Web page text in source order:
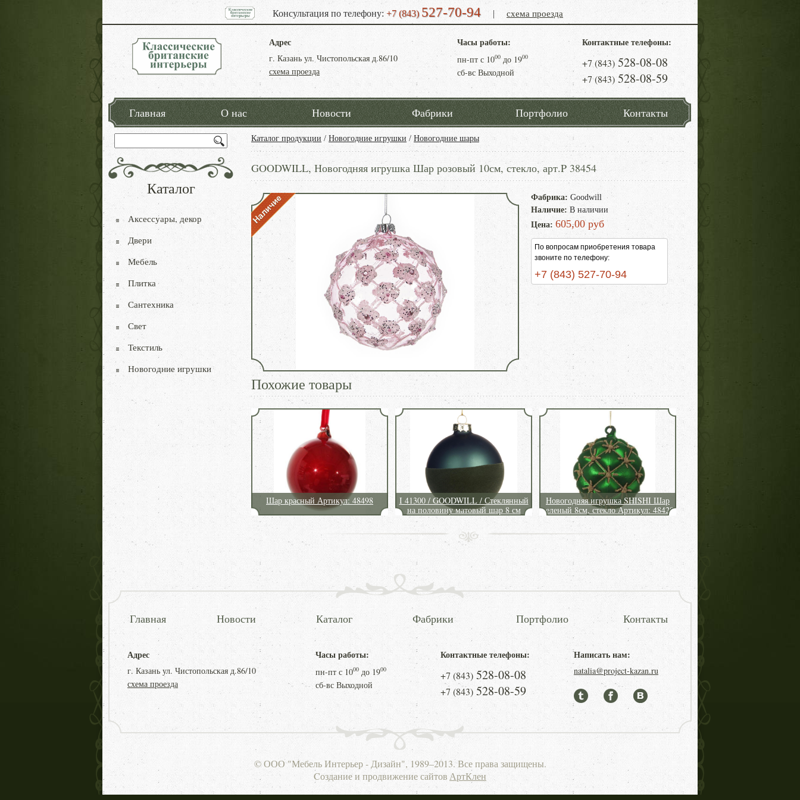
Консультация по телефону: +7 (843) 527-70-94 | схема проезда
Адрес
г. Казань ул. Чистопольская д.86/10
схема проезда
Часы работы:
пн-пт с 1000 до 1900
сб-вс Выходной
Контактные телефоны:
+7 (843) 528-08-08
+7 (843) 528-08-59
Главная О нас Новости Фабрики Портфолио Контакты
Каталог продукции / Новогодние игрушки / Новогодние шары
GOODWILL, Новогодняя игрушка Шар розовый 10см, стекло, арт.P 38454
Фабрика: Goodwill
Наличие: В наличии
Цена: 605,00 руб
По вопросам приобретения товара
звоните по телефону:
+7 (843) 527-70-94
Похожие товары
Шар красный Артикул: 48498
I 41300 / GOODWILL / Стеклянный
на половину матовый шар 8 см
Новогодняя игрушка SHISHI Шар
зеленый 8см, стекло Артикул: 48428
Каталог
Аксессуары, декор
Двери
Мебель
Плитка
Сантехника
Свет
Текстиль
Новогодние игрушки
Главная Новости Каталог Фабрики Портфолио Контакты
Адрес
г. Казань ул. Чистопольская д.86/10
схема проезда
Часы работы:
пн-пт с 1000 до 1900
сб-вс Выходной
Контактные телефоны:
+7 (843) 528-08-08
+7 (843) 528-08-59
Написать нам:
natalia@project-kazan.ru
© ООО "Мебель Интерьер - Дизайн", 1989–2013. Все права защищены.
Cоздание и продвижение сайтов АртКлен